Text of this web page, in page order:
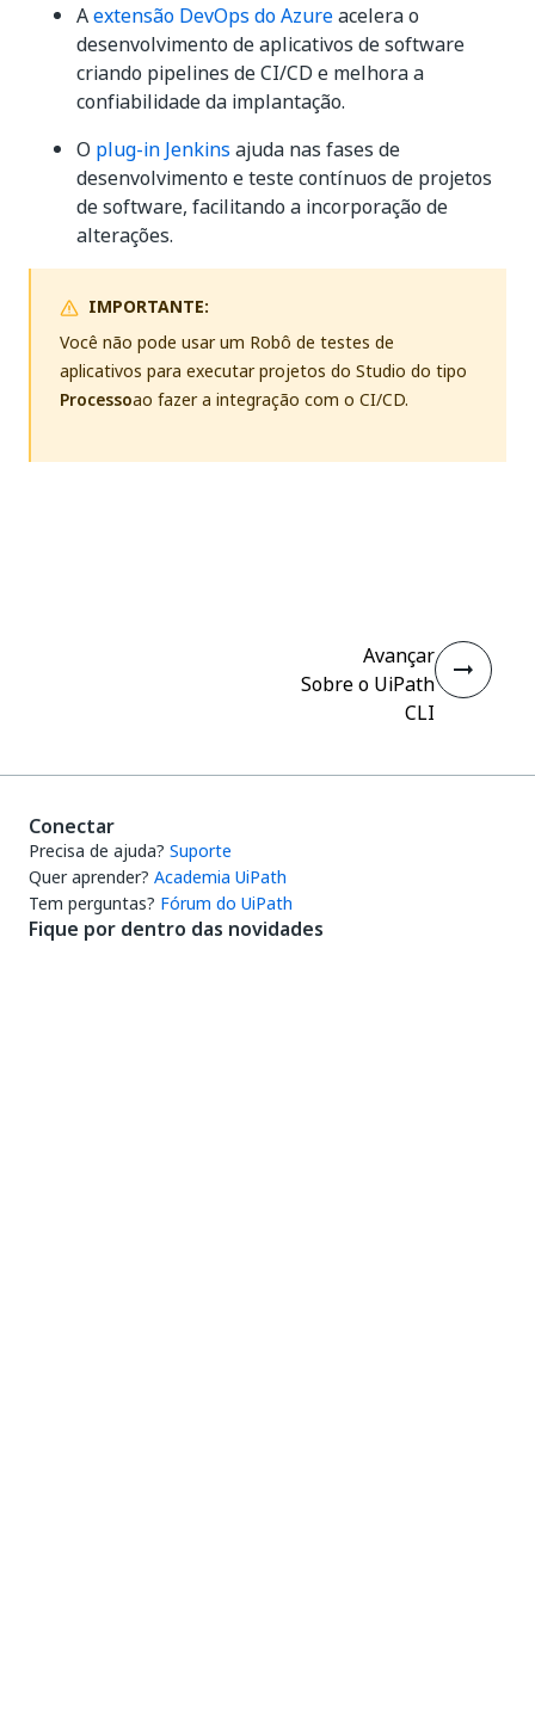
Aextensão DevOps do Azureacelera o
desenvolvimento de aplicativos de software
criando pipelines de CI/CD e melhora a
confiabilidade da implantação.
O plug-in Jenkins ajuda nas fases de
desenvolvimento e teste contínuos de projetos
de software, facilitando a incorporação de
alterações.
IMPORTANTE:
Você não pode usar um Robô de testes de
aplicativos para executar projetos do Studio do tipo
Processoao fazer a integração com o CI/CD.
Avançar
Sobre o UiPath
CLI
Conectar
Precisa de ajuda? Suporte
Quer aprender? Academia UiPath
Tem perguntas? Fórum do UiPath
Fique por dentro das novidades